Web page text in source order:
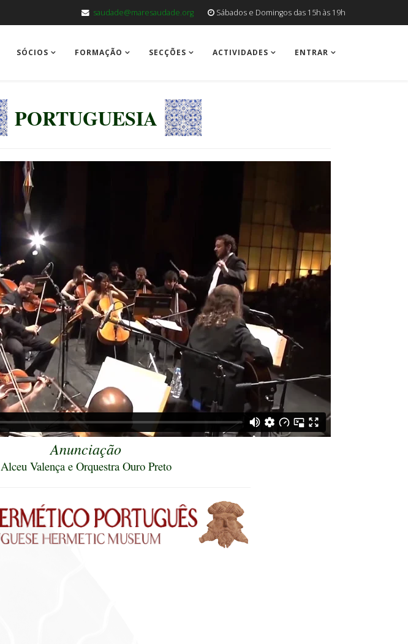
saudade@maresaudade.org Sábados e Domingos das 15h às 19h
SÓCIOS FORMAÇÃO SECÇÕES ACTIVIDADES ENTRAR
PORTUGUESIA
Anunciação
Alceu Valença e Orquestra Ouro Preto